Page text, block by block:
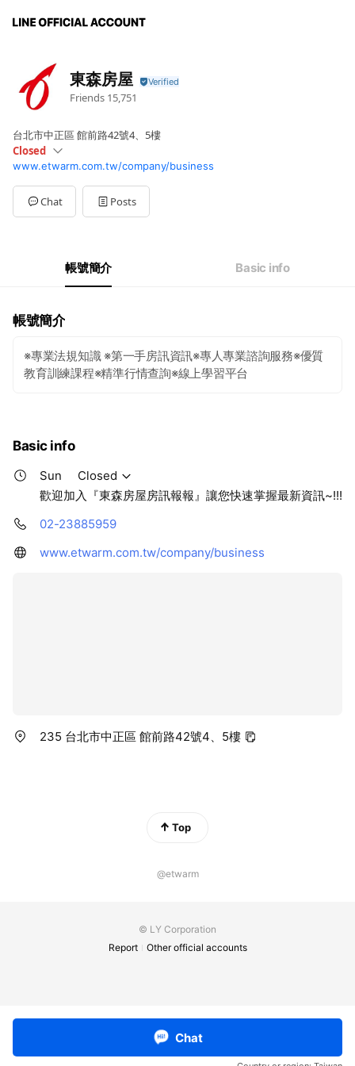
東森房屋
Friends 15,751
台北市中正區 館前路42號4、5樓
Closed
SunClosed
Mon09:00 - 18:00
Tue09:00 - 18:00
Wed09:00 - 18:00
歡迎加入『東森房屋房訊報報』讓您快速掌握最新資訊~!!!
www.etwarm.com.tw/company/business
Chat Posts
帳號簡介 Basic info
帳號簡介
※專業法規知識 ※第一手房訊資訊※專人專業諮詢服務※優質
教育訓練課程※精準行情查詢※線上學習平台
Basic info
Sun
Closed
歡迎加入『東森房屋房訊報報』讓您快速掌握最新資訊~!!!
02-23885959
www.etwarm.com.tw/company/business
235 台北市中正區 館前路42號4、5樓
Top
@etwarm
© LY Corporation
Report
Other official accounts
Chat